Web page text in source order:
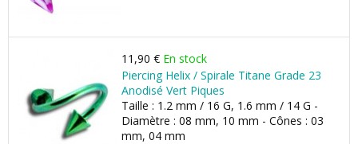
11,90 € En stock
Piercing Helix / Spirale Titane Grade 23
Anodisé Vert Piques
Taille : 1.2 mm / 16 G, 1.6 mm / 14 G -
Diamètre : 08 mm, 10 mm - Cônes : 03
mm, 04 mm